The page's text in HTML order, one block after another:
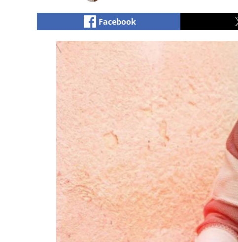
Facebook